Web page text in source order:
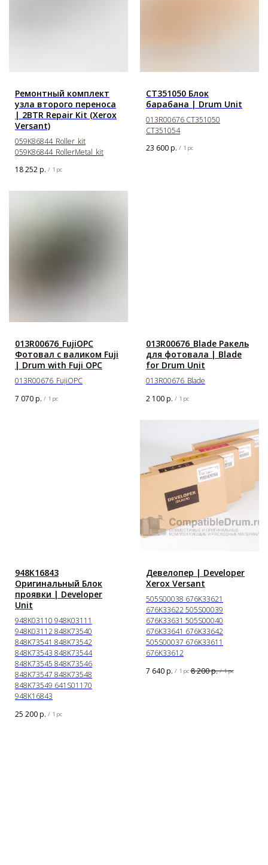
Ремонтный комплект
узла второго переноса
| 2BTR Repair Kit (Xerox
Versant)
059K86844_Roller_kit
059K86844_RollerMetal_kit
18 252р. / 1 pc
CT351050 Блок
барабана | Drum Unit
013R00676 CT351050
CT351054
23 600р. / 1 pc
013R00676_FujiOPC
Фотовал с валиком Fuji
| Drum with Fuji OPC
013R00676_FujiOPC
7 070р. / 1 pc
013R00676_Blade Ракель
для фотовала | Blade
for Drum Unit
013R00676_Blade
2 100р. / 1 pc
948K16843
Оригинальный Блок
проявки | Developer
Unit
948K03110 948K03111
948K03112 848K73540
848K73541 848K73542
848K73543 848K73544
848K73545 848K73546
848K73547 848K73548
848K73549 641S01170
948K16843
25 200р. / 1 pc
Девелопер | Developer
Xerox Versant
505S00038 676K33621
676K33622 505S00039
676K33631 505S00040
676K33641 676K33642
505S00037 676K33611
676K33612
7 640р. / 1 pc 8 200р. / 1 pc